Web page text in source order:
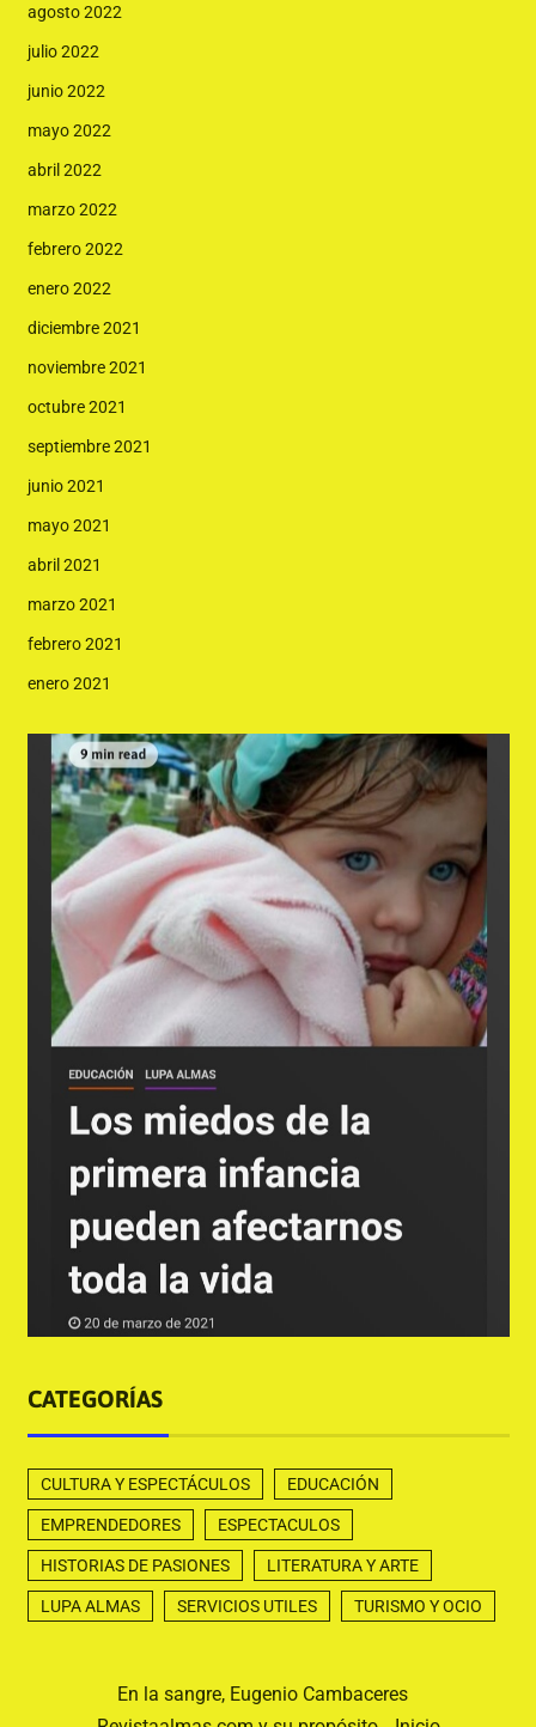
agosto 2022
julio 2022
junio 2022
mayo 2022
abril 2022
marzo 2022
febrero 2022
enero 2022
diciembre 2021
noviembre 2021
octubre 2021
septiembre 2021
junio 2021
mayo 2021
abril 2021
marzo 2021
febrero 2021
enero 2021
CATEGORÍAS
CULTURA Y ESPECTÁCULOS EDUCACIÓN
EMPRENDEDORES ESPECTACULOS
HISTORIAS DE PASIONES LITERATURA Y ARTE
LUPA ALMAS SERVICIOS UTILES TURISMO Y OCIO
En la sangre, Eugenio Cambaceres